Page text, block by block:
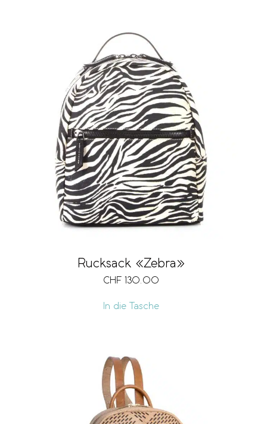
Rucksack «Zebra»
CHF 130.00
In die Tasche